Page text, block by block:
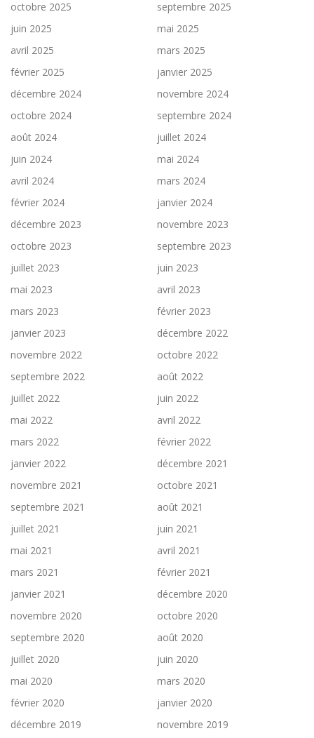
octobre 2025
septembre 2025
juin 2025
mai 2025
avril 2025
mars 2025
février 2025
janvier 2025
décembre 2024
novembre 2024
octobre 2024
septembre 2024
août 2024
juillet 2024
juin 2024
mai 2024
avril 2024
mars 2024
février 2024
janvier 2024
décembre 2023
novembre 2023
octobre 2023
septembre 2023
juillet 2023
juin 2023
mai 2023
avril 2023
mars 2023
février 2023
janvier 2023
décembre 2022
novembre 2022
octobre 2022
septembre 2022
août 2022
juillet 2022
juin 2022
mai 2022
avril 2022
mars 2022
février 2022
janvier 2022
décembre 2021
novembre 2021
octobre 2021
septembre 2021
août 2021
juillet 2021
juin 2021
mai 2021
avril 2021
mars 2021
février 2021
janvier 2021
décembre 2020
novembre 2020
octobre 2020
septembre 2020
août 2020
juillet 2020
juin 2020
mai 2020
mars 2020
février 2020
janvier 2020
décembre 2019
novembre 2019